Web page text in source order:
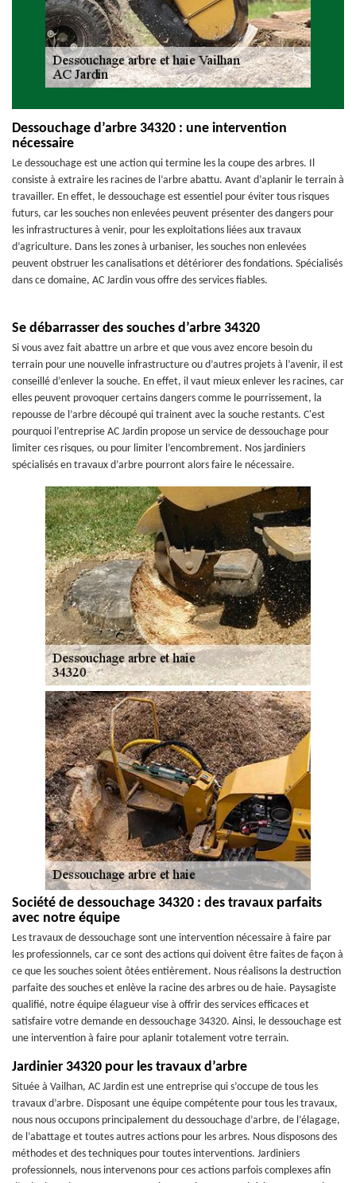
Dessouchage d’arbre 34320 : une intervention
nécessaire
Le dessouchage est une action qui termine les la coupe des arbres. Il
consiste à extraire les racines de l’arbre abattu. Avant d’aplanir le terrain à
travailler. En effet, le dessouchage est essentiel pour éviter tous risques
futurs, car les souches non enlevées peuvent présenter des dangers pour
les infrastructures à venir, pour les exploitations liées aux travaux
d’agriculture. Dans les zones à urbaniser, les souches non enlevées
peuvent obstruer les canalisations et détériorer des fondations. Spécialisés
dans ce domaine, AC Jardin vous offre des services fiables.
Se débarrasser des souches d’arbre 34320
Si vous avez fait abattre un arbre et que vous avez encore besoin du
terrain pour une nouvelle infrastructure ou d’autres projets à l’avenir, il est
conseillé d’enlever la souche. En effet, il vaut mieux enlever les racines, car
elles peuvent provoquer certains dangers comme le pourrissement, la
repousse de l’arbre découpé qui trainent avec la souche restants. C'est
pourquoi l’entreprise AC Jardin propose un service de dessouchage pour
limiter ces risques, ou pour limiter l’encombrement. Nos jardiniers
spécialisés en travaux d’arbre pourront alors faire le nécessaire.
Société de dessouchage 34320 : des travaux parfaits
avec notre équipe
Les travaux de dessouchage sont une intervention nécessaire à faire par
les professionnels, car ce sont des actions qui doivent être faites de façon à
ce que les souches soient ôtées entièrement. Nous réalisons la destruction
parfaite des souches et enlève la racine des arbres ou de haie. Paysagiste
qualifié, notre équipe élagueur vise à offrir des services efficaces et
satisfaire votre demande en dessouchage 34320. Ainsi, le dessouchage est
une intervention à faire pour aplanir totalement votre terrain.
Jardinier 34320 pour les travaux d’arbre
Située à Vailhan, AC Jardin est une entreprise qui s’occupe de tous les
travaux d’arbre. Disposant une équipe compétente pour tous les travaux,
nous nous occupons principalement du dessouchage d’arbre, de l’élagage,
de l’abattage et toutes autres actions pour les arbres. Nous disposons des
méthodes et des techniques pour toutes interventions. Jardiniers
professionnels, nous intervenons pour ces actions parfois complexes afin